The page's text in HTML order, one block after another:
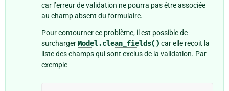
car l’erreur de validation ne pourra pas être associée
au champ absent du formulaire.
Pour contourner ce problème, il est possible de
surchargerModel.clean_fields() car elle reçoit la
liste des champs qui sont exclus de la validation. Par
exemple